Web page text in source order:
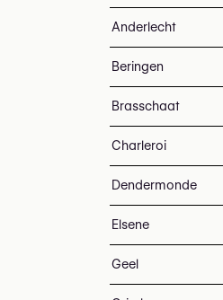
Anderlecht
Beringen
Brasschaat
Charleroi
Dendermonde
Elsene
Geel